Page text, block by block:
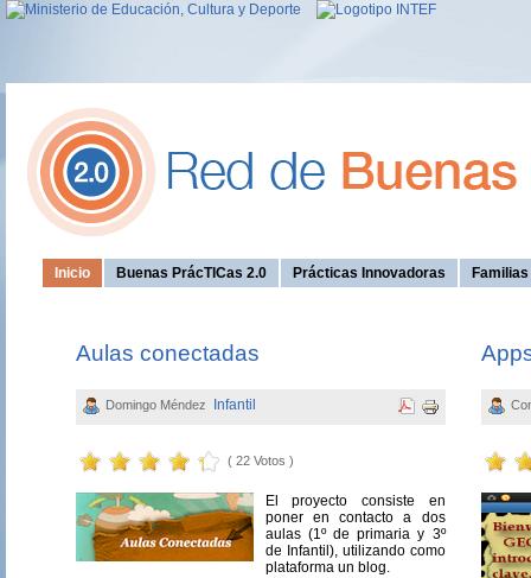
Inicio Buenas PrácTICas 2.0 Prácticas Innovadoras
Aulas conectadas
Domingo Méndez Infantil
( 22 Votos )
El proyecto consiste en
poner en contacto a dos
aulas (1º de primaria y 3º
de Infantil), utilizando como
plataforma un blog.